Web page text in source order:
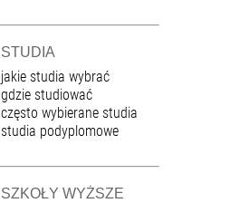
STUDIA
jakie studia wybrać
gdzie studiować
często wybierane studia
studia podyplomowe
SZKOŁY WYŻSZE